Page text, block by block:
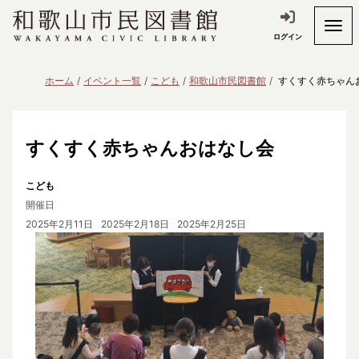
ログイン
ホーム イベント一覧 こども 和歌山市民図書館 すくすく赤ちゃん
すくすく赤ちゃんおはなし会
こども
開催日
2025年2月11日
2025年2月18日 2025年2月25日